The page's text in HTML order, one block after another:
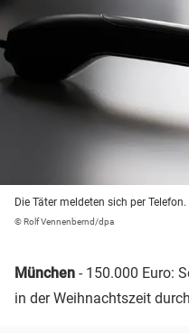
Die Täter meldeten sich per
© Rolf Vennenbernd/dpa
München - 150.000 Euro:
in der Weihnachtszeit